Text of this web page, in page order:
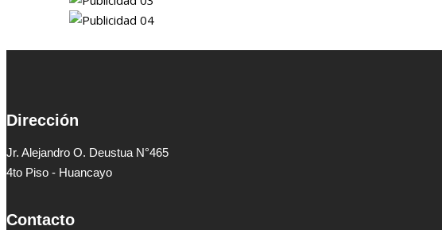
Dirección
Jr. Alejandro O. Deustua N°465
4to Piso - Huancayo
Contacto